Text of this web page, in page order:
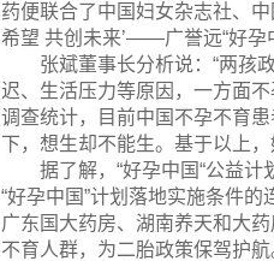
药便联合了中国妇女杂志社、
希望 共创未来’——广誉远“好孕
张斌董事长分析说：“两孩
迟、生活压力等原因，一方面
调查统计，目前中国不孕不育
下，想生却不能生。基于以上
据了解，“好孕中国“公益
“好孕中国”计划落地实施条件
广东国大药房、湖南养天和大
不育人群，为二胎政策保驾护航